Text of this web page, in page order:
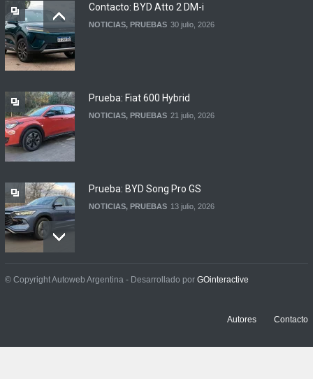
Contacto: BYD Atto 2 DM-i
NOTICIAS, PRUEBAS 30 julio, 2026
Prueba: Fiat 600 Hybrid
NOTICIAS, PRUEBAS 21 julio, 2026
Prueba: BYD Song Pro GS
NOTICIAS, PRUEBAS 13 julio, 2026
Contacto: Jeep Wrangler
© Copyright Autoweb Argentina - Desarrollado por GOinteractive
Autores Contacto